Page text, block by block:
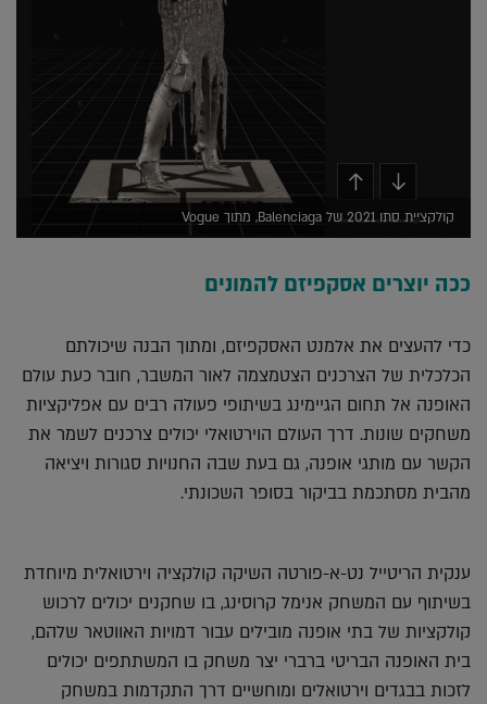
קולקציית סתו 2021 של Balenciaga, מתוך Vogue
ככה יוצרים אסקפיזם להמונים
כדי להעצים את אלמנט האסקפיזם, ומתוך הבנה שיכולתם
הכלכלית של הצרכנים הצטמצמה לאור המשבר, חובר כעת עולם
האופנה אל תחום הגיימינג בשיתופי פעולה רבים עם אפליקציות
משחקים שונות. דרך העולם הוירטואלי יכולים צרכנים לשמר את
הקשר עם מותגי אופנה, גם בעת שבה החנויות סגורות ויציאה
מהבית מסתכמת בביקור בסופר השכונתי.
ענקית הריטייל נט-א-פורטה השיקה קולקציה וירטואלית מיוחדת
בשיתוף עם המשחק אנימל קרוסינג, בו שחקנים יכולים לרכוש
קולקציות של בתי אופנה מובילים עבור דמויות האווטאר שלהם,
בית האופנה הבריטי ברברי יצר משחק בו המשתתפים יכולים
לזכות בבגדים וירטואלים ומוחשיים דרך התקדמות במשחק